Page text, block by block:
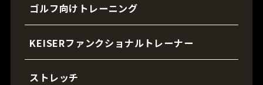
ゴルフ向けトレーニング
KEISERファンクショナルトレーナー
ストレッチ